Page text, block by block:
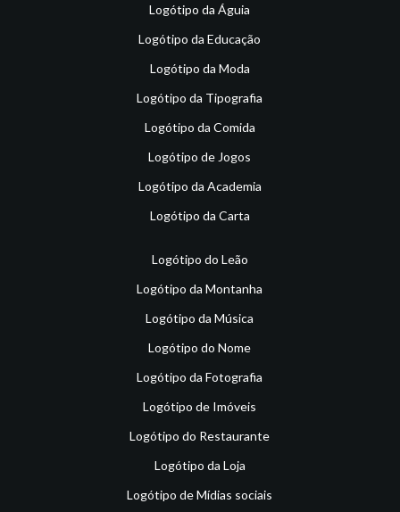
Logótipo da Águia
Logótipo da Educação
Logótipo da Moda
Logótipo da Tipografia
Logótipo da Comida
Logótipo de Jogos
Logótipo da Academia
Logótipo da Carta
Logótipo do Leão
Logótipo da Montanha
Logótipo da Música
Logótipo do Nome
Logótipo da Fotografia
Logótipo de Imóveis
Logótipo do Restaurante
Logótipo da Loja
Logótipo de Mídias sociais